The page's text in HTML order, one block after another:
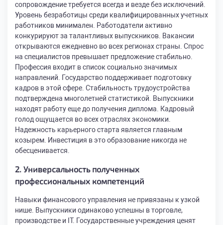
сопровождение требуется всегда и везде без исключений.
Уровень безработицы среди квалифицированных учетных
работников минимален. Работодатели активно
конкурируют за талантливых выпускников. Вакансии
открываются ежедневно во всех регионах страны. Спрос
на специалистов превышает предложение стабильно.
Профессия входит в список социально значимых
направлений. Государство поддерживает подготовку
кадров в этой сфере. Стабильность трудоустройства
подтверждена многолетней статистикой. Выпускники
находят работу еще до получения диплома. Кадровый
голод ощущается во всех отраслях экономики.
Надежность карьерного старта является главным
козырем. Инвестиция в это образование никогда не
обесценивается.
2. Универсальность полученных
профессиональных компетенций
Навыки финансового управления не привязаны к узкой
нише. Выпускники одинаково успешны в торговле,
производстве и IT. Государственные учреждения ценят